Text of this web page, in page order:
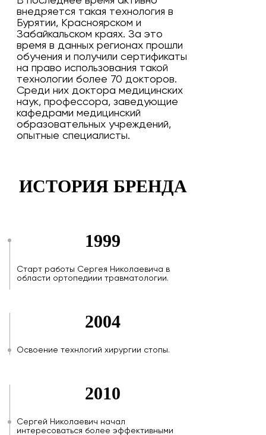
внедряется такая технология в
Бурятии, Красноярском и
Забайкальском краях. За это
время в данных регионах прошли
обучения и получили сертификаты
на право использования такой
технологии более 70 докторов.
Среди них доктора медицинских
наук, профессора, заведующие
кафедрами медицинский
образовательных учреждений,
опытные специалисты.
ИСТОРИЯ БРЕНДА
1999
Старт работы Сергея Николаевича в
области ортопедиии травматологии.
2004
Освоение технлогий хирургии стопы.
2010
Сергей Николаевич начал
интересоваться более эффективными